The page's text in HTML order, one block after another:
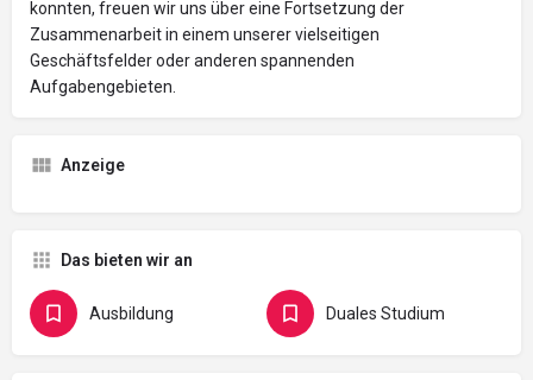
konnten, freuen wir uns über eine Fortsetzung der
Zusammenarbeit in einem unserer vielseitigen
Geschäftsfelder oder anderen spannenden
Aufgabengebieten.
Anzeige
Das bieten wir an
Ausbildung Duales Studium